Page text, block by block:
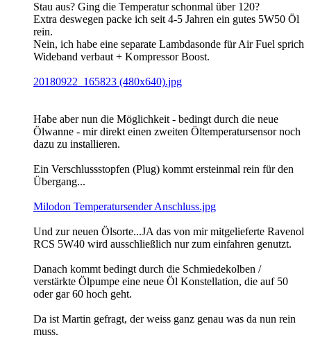
Stau aus? Ging die Temperatur schonmal über 120?
Extra deswegen packe ich seit 4-5 Jahren ein gutes 5W50 Öl
rein.
Nein, ich habe eine separate Lambdasonde für Air Fuel sprich
Wideband verbaut + Kompressor Boost.
20180922_165823 (480x640).jpg
Habe aber nun die Möglichkeit - bedingt durch die neue
Ölwanne - mir direkt einen zweiten Öltemperatursensor noch
dazu zu installieren.
Ein Verschlussstopfen (Plug) kommt ersteinmal rein für den
Übergang...
Milodon Temperatursender Anschluss.jpg
Und zur neuen Ölsorte...JA das von mir mitgelieferte Ravenol
RCS 5W40 wird ausschließlich nur zum einfahren genutzt.
Danach kommt bedingt durch die Schmiedekolben /
verstärkte Ölpumpe eine neue Öl Konstellation, die auf 50
oder gar 60 hoch geht.
Da ist Martin gefragt, der weiss ganz genau was da nun rein
muss.